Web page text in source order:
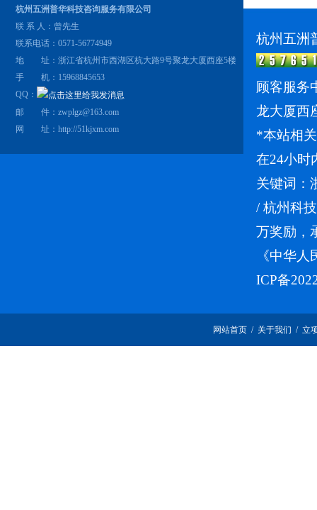
杭州五洲普华科技咨询服务有限公司
联 系 人：曾先生
联系电话：0571-56774949
地 址：浙江省杭州市西湖区杭大路9号聚龙大厦西座5楼
手 机：15968845653
QQ：
邮 件：zwplgz@163.com
网 址： http://51kjxm.com
杭州五洲
顾客服务
龙大厦西
*本站相
在24小时
关键词：
/杭州科
万奖励，
《中华
ICP备
网站首页 / 关于我们 / 立